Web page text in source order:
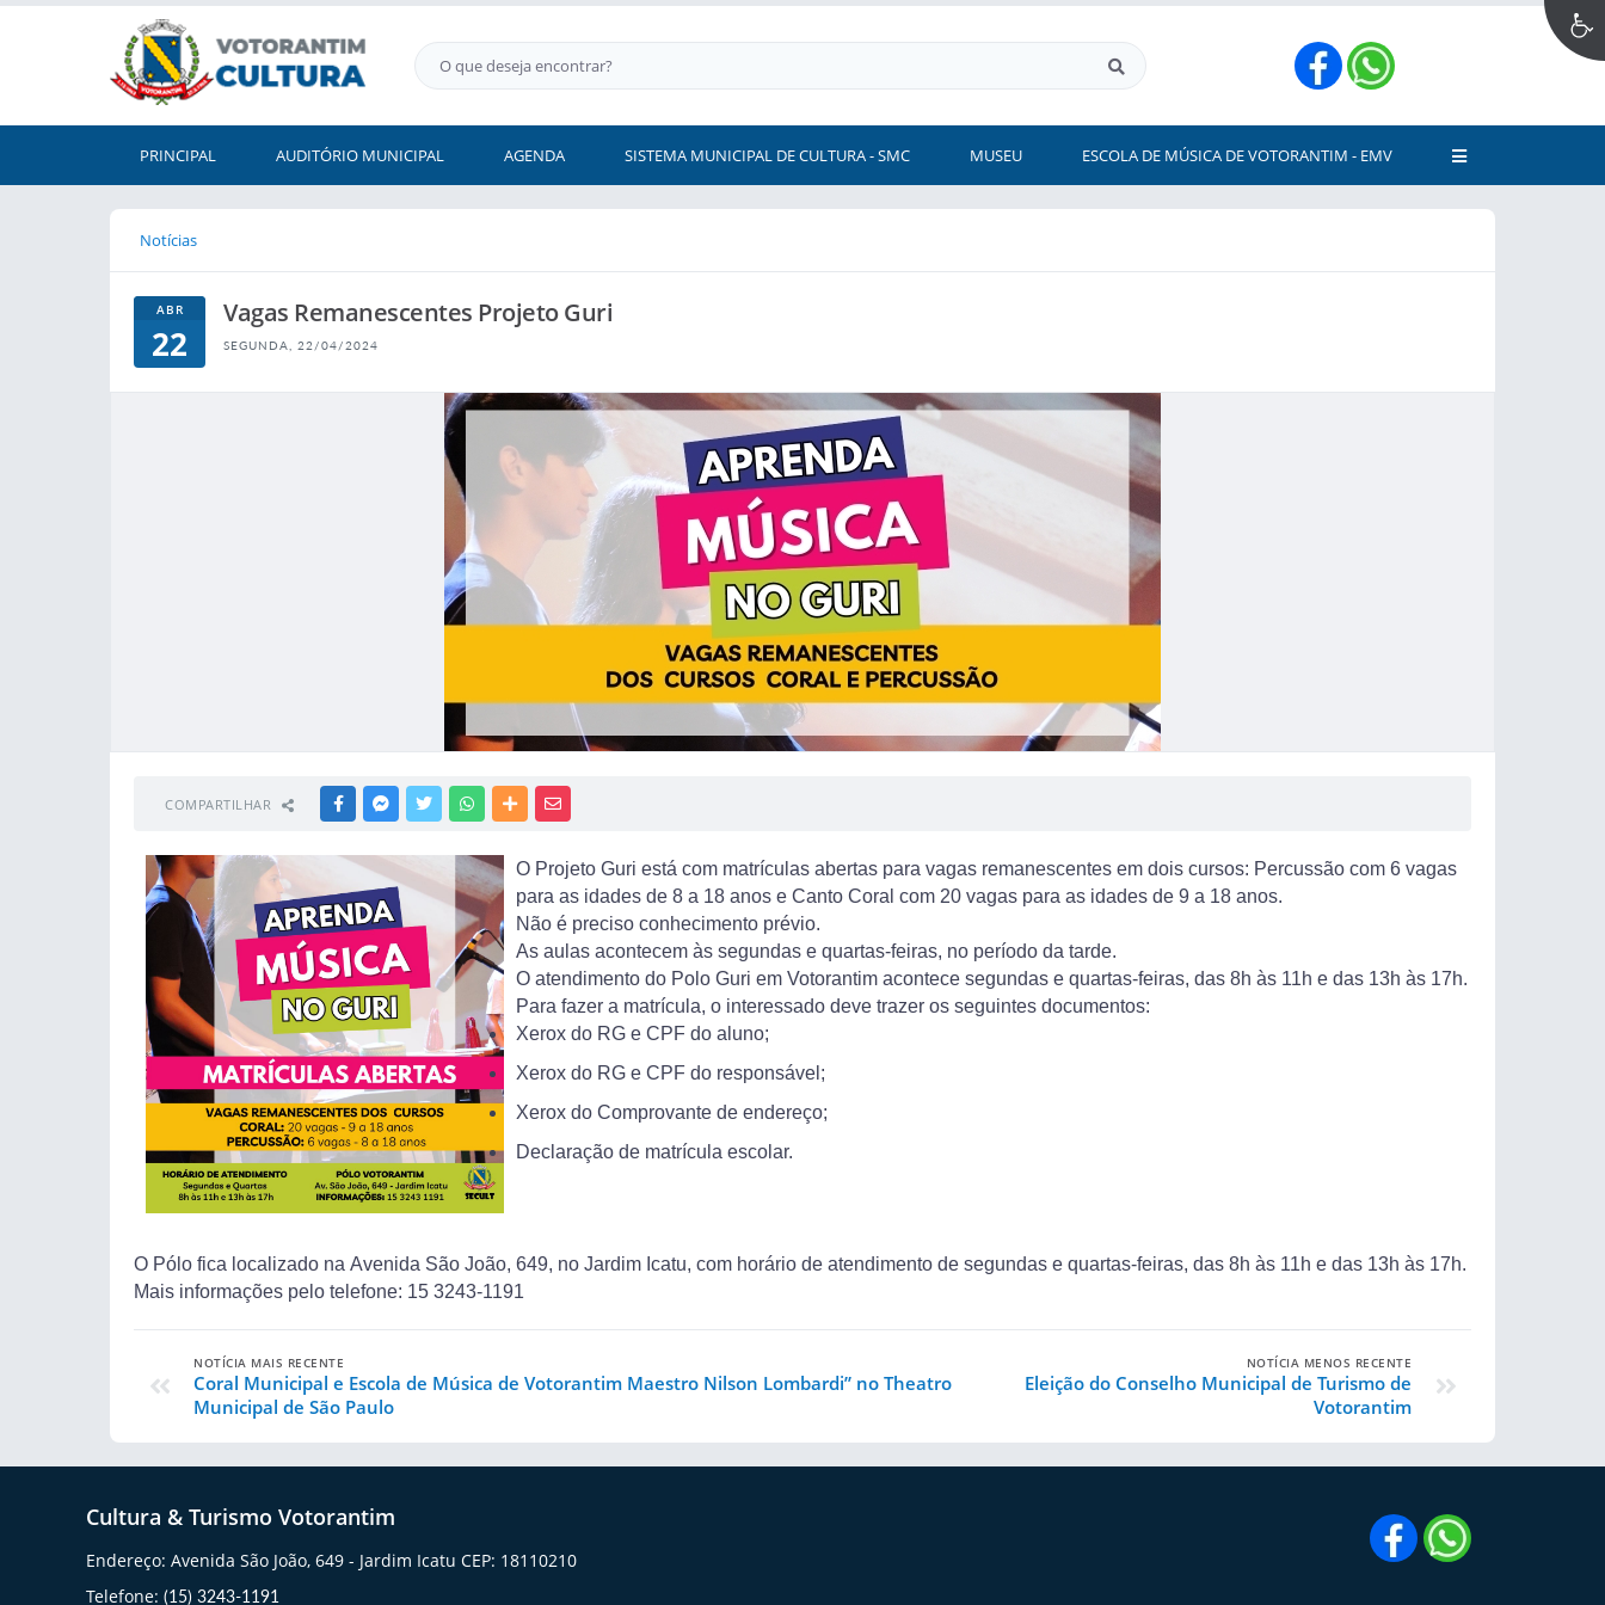
PRINCIPAL AUDITÓRIO MUNICIPAL AGENDA SISTEMA MUNICIPAL DE CULTURA - SMC MUSEU ESCOLA DE MÚSICA DE VOTORANTIM - EMV
Notícias
ABR
22
Vagas Remanescentes Projeto Guri
SEGUNDA, 22/04/2024
COMPARTILHAR FACEBOOKMESSENGER
TWITTER WHATSAPPMAIS
O Projeto Guri está com matrículas abertas para vagas remanescentes em dois cursos: Percussão com 6 vagas
para as idades de 8 a 18 anos e Canto Coral com 20 vagas para as idades de 9 a 18 anos.
Não é preciso conhecimento prévio.
As aulas acontecem às segundas e quartas-feiras, no período da tarde.
O atendimento do Polo Guri em Votorantim acontece segundas e quartas-feiras, das 8h às 11h e das 13h às 17h.
Para fazer a matrícula, o interessado deve trazer os seguintes documentos:
Xerox do RG e CPF do aluno;
Xerox do RG e CPF do responsável;
Xerox do Comprovante de endereço;
Declaração de matrícula escolar.
O Pólo fica localizado na Avenida São João, 649, no Jardim Icatu, com horário de atendimento de segundas e quartas-feiras, das 8h às 11h e das 13h às 17h.
Mais informações pelo telefone: 15 3243-1191
NOTÍCIA MAIS RECENTE
Coral Municipal e Escola de Música de Votorantim Maestro Nilson Lombardi” no Theatro
Municipal de São Paulo
NOTÍCIA MENOS RECENTE
Eleição do Conselho Municipal de Turismo de
Votorantim
Cultura & Turismo Votorantim
Endereço: Avenida São João, 649 - Jardim Icatu CEP: 18110210
Telefone: (15) 3243-1191